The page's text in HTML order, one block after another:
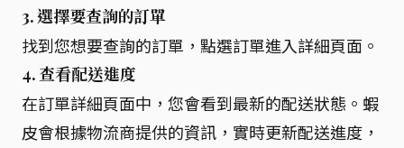
3. 選擇要查詢的訂單
找到您想要查詢的訂單，點選訂單進入詳細頁面。
4. 查看配送進度
在訂單詳細頁面中，您會看到最新的配送狀態。蝦
皮會根據物流商提供的資訊，實時更新配送進度，